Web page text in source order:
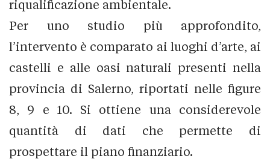
riqualificazione ambientale.
Per uno studio più approfondito,
l’intervento è comparato ai luoghi d’arte, ai
castelli e alle oasi naturali presenti nella
provincia di Salerno, riportati nelle figure
8, 9 e 10. Si ottiene una considerevole
quantità di dati che permette di
prospettare il piano finanziario.